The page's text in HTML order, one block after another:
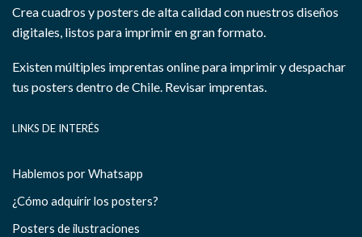
Crea cuadros y posters de alta calidad con nuestros diseños
digitales, listos para imprimir en gran formato.
Existen múltiples imprentas online para imprimir y despachar
tus posters dentro de Chile. Revisar imprentas.
LINKS DE INTERÉS
Hablemos por Whatsapp
¿Cómo adquirir los posters?
Posters de ilustraciones